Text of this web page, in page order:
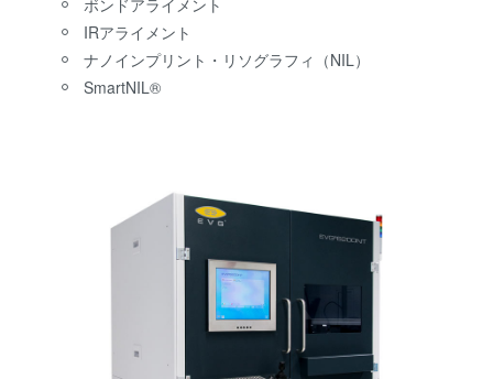
ボンドアライメント
IRアライメント
ナノインプリント・リソグラフィ（NIL）
SmartNIL®